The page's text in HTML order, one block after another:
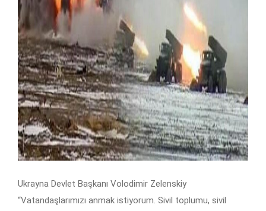
Ukrayna Devlet Başkanı Volodimir Zelenskiy
“Vatandaşlarımızı anmak istiyorum. Sivil toplumu, sivil